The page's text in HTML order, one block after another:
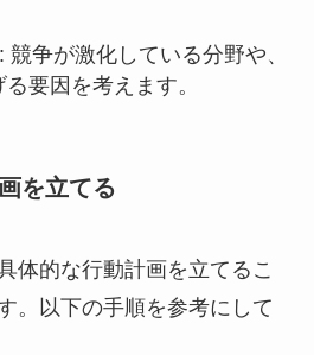
: 競争が激化している分野や、
要因を考えます。
を立てる
体的な行動計画を立てるこ
。以下の手順を参考にして